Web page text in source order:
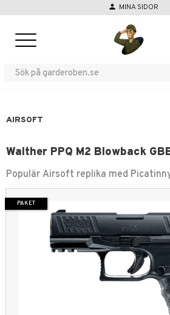
person MINA SIDOR
AIRSOFT
Walther PPQ M2 Blowback
Populär Airsoft replika med
PAKET